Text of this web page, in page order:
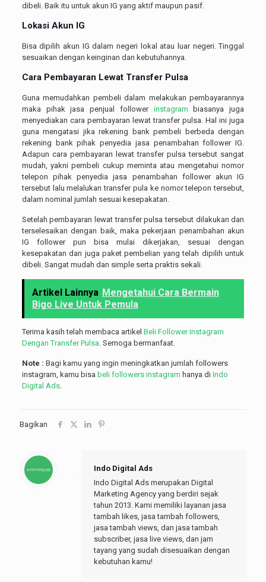
dibeli. Baik itu untuk akun IG yang aktif maupun pasif.
Lokasi Akun IG
Bisa dipilih akun IG dalam negeri lokal atau luar negeri. Tinggal
sesuaikan dengan keinginan dan kebutuhannya.
Cara Pembayaran Lewat Transfer Pulsa
Guna memudahkan pembeli dalam melakukan pembayarannya
maka pihak jasa penjual follower instagram biasanya juga
menyediakan cara pembayaran lewat transfer pulsa. Hal ini juga
guna mengatasi jika rekening bank pembeli berbeda dengan
rekening bank pihak penyedia jasa penambahan follower IG.
Adapun cara pembayaran lewat transfer pulsa tersebut sangat
mudah, yakni pembeli cukup meminta atau mengetahui nomor
telepon pihak penyedia jasa penambahan follower akun IG
tersebut lalu melalukan transfer pula ke nomor telepon tersebut,
dalam nominal jumlah sesuai kesepakatan.
Setelah pembayaran lewat transfer pulsa tersebut dilakukan dan
terselesaikan dengan baik, maka pekerjaan penambahan akun
IG follower pun bisa mulai dikerjakan, sesuai dengan
kesepakatan dan juga paket pembelian yang telah dipilih untuk
dibeli. Sangat mudah dan simple serta praktis sekali.
Artikel Lainnya Mengetahui Cara Bermain
Bigo Live Untuk Pemula
Terima kasih telah membaca artikel Beli Follower Instagram
Dengan Transfer Pulsa . Semoga bermanfaat.
Note : Bagi kamu yang ingin meningkatkan jumlah followers
instagram, kamu bisa beli followers instagram hanya di Indo
Digital Ads.
Bagikan
Indo Digital Ads
Indo Digital Ads merupakan Digital
Marketing Agency yang berdiri sejak
tahun 2013. Kami memiliki layanan jasa
tambah likes, jasa tambah followers,
jasa tambah views, dan jasa tambah
subscriber, jasa live views, dan jam
tayang yang sudah disesuaikan dengan
kebutuhan kamu!